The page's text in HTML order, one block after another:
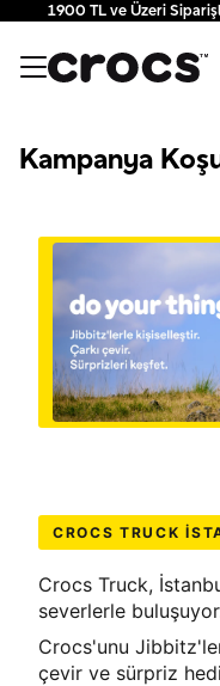
1900 TL ve Üzeri
Kampanya
CROCS TRUCK
Crocs Truck,
severlerle
Crocs'unu
çevir ve sürpriz